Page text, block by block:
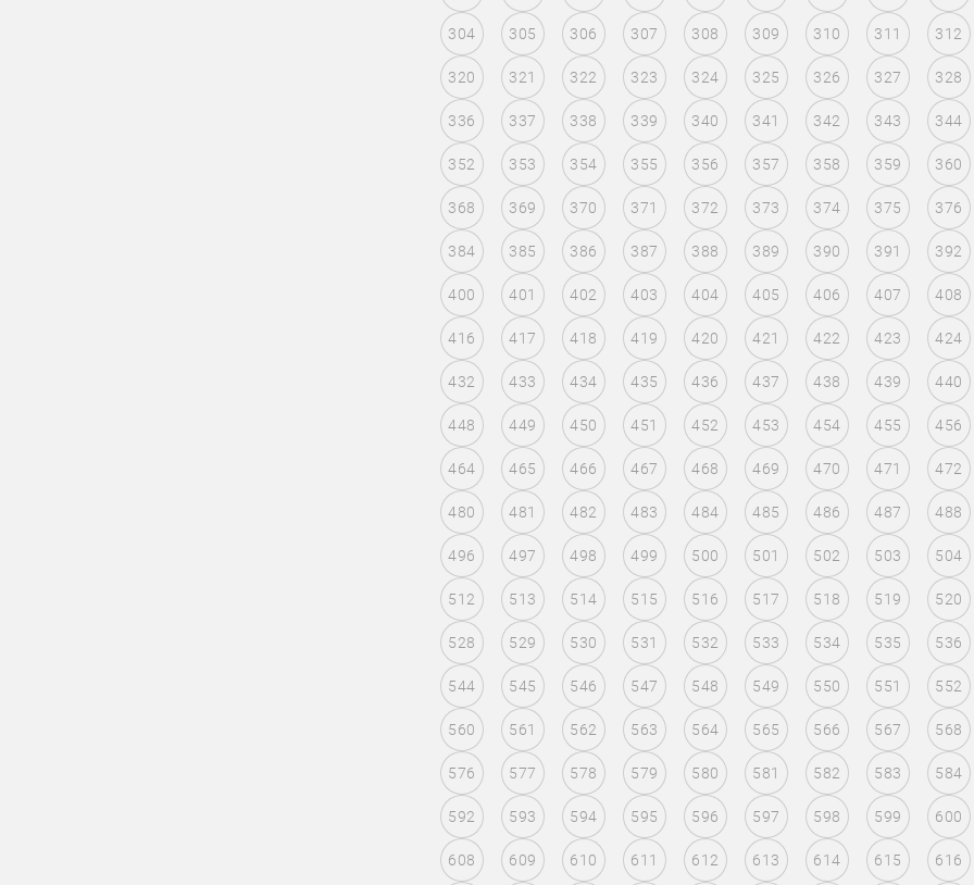
304 305 306 307 308 309 310 311 312
320 321 322 323 324 325 326 327 328
336 337 338 339 340 341 342 343 344
352 353 354 355 356 357 358 359 360
368 369 370 371 372 373 374 375 376
384 385 386 387 388 389 390 391 392
400 401 402 403 404 405 406 407 408
416 417 418 419 420 421 422 423 424
432 433 434 435 436 437 438 439 440
448 449 450 451 452 453 454 455 456
464 465 466 467 468 469 470 471 472
480 481 482 483 484 485 486 487 488
496 497 498 499 500 501 502 503 504
512 513 514 515 516 517 518 519 520
528 529 530 531 532 533 534 535 536
544 545 546 547 548 549 550 551 552
560 561 562 563 564 565 566 567 568
576 577 578 579 580 581 582 583 584
592 593 594 595 596 597 598 599 600
608 609 610 611 612 613 614 615 616